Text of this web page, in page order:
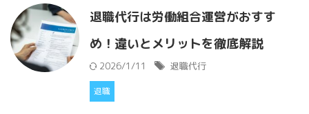
退職代行は労働組合運営がおすす
め！違いとメリットを徹底解説
2026/1/11 退職代行
退職